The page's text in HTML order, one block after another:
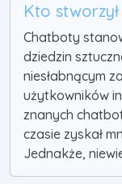
Kto
Chatboty
dziedzin
niesłabnącym
użytkowników
znanych
czasie zyskał
Jednakże,